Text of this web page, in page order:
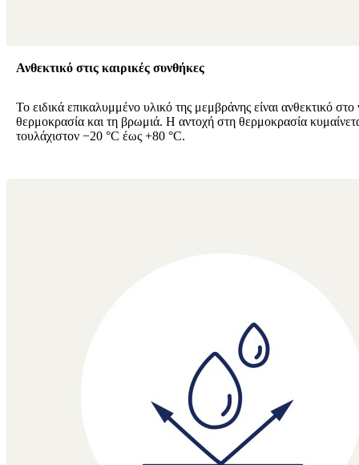
Ανθεκτικό στις καιρικές συνθήκες
Το ειδικά επικαλυμμένο υλικό της μεμβράνης είναι ανθεκτικό στο
θερμοκρασία και τη βρωμιά. Η αντοχή στη θερμοκρασία
τουλάχιστον −20 °C έως +80 °C.